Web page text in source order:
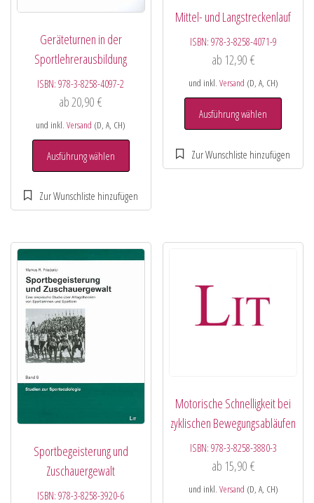
Geräteturnen in der
Sportlehrerausbildung
ISBN:978-3-8258-4097-2
ab 20,90€
und inkl.Versand (D, A, CH)
Ausführung wählen
Mittel- und Langstreckenlauf
ISBN: 978-3-8258-4071-9
ab 12,90 €
und inkl. Versand (D, A, CH)
Ausführung wählen
Sportbegeisterung und
Zuschauergewalt
ISBN:978-3-8258-3920-6
Motorische Schnelligkeit bei
zyklischen Bewegungsabläufen
ISBN: 978-3-8258-3880-3
ab 15,90 €
und inkl. Versand (D, A, CH)